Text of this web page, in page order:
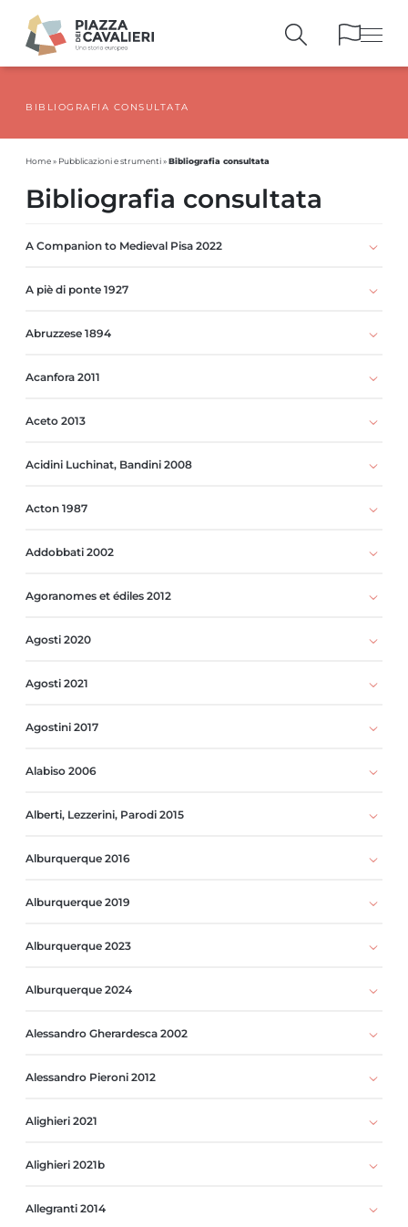
PUBBLICAZIONI E STRUMENTI
BIBLIOGRAFIA CONSULTATA
Home» Pubblicazioni e strumenti»Bibliografia consultata
Bibliografia consultata
A Companion to Medieval Pisa 2022
A piè di ponte 1927
Abruzzese 1894
Acanfora 2011
Aceto 2013
Acidini Luchinat, Bandini 2008
Acton 1987
Addobbati 2002
Agoranomes et édiles 2012
Agosti 2020
Agosti 2021
Agostini 2017
Alabiso 2006
Alberti, Lezzerini, Parodi 2015
Alburquerque 2016
Alburquerque 2019
Alburquerque 2023
Alburquerque 2024
Alessandro Gherardesca 2002
Alessandro Pieroni 2012
Alighieri 2021
Alighieri 2021b
Allegranti 2014